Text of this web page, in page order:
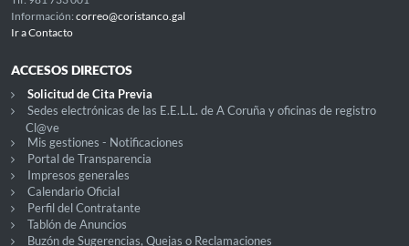
Información: correo@coristanco.gal
Ir a Contacto
ACCESOS DIRECTOS
Solicitud de Cita Previa
Sedes electrónicas de las E.E.L.L. de A Coruña y oficinas de registro
Cl@ve
Mis gestiones - Notificaciones
Portal de Transparencia
Impresos generales
Calendario Oficial
Perfil del Contratante
Tablón de Anuncios
Buzón de Sugerencias, Quejas o Reclamaciones